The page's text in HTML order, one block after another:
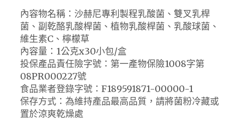
內容物名稱：沙赫尼專利製程乳酸菌、雙叉乳桿
菌、副乾酪乳酸桿菌、植物乳酸桿菌、乳酸球菌、
維生素C、檸檬草
內容量：1公克x30小包/盒
投保產品責任險字號：第一產物保險1008字第
08PR000227號
食品業者登錄字號：F189591871-00000-1
保存方式：為維持產品最高品質，請將菌粉冷藏或
置於涼爽乾燥處